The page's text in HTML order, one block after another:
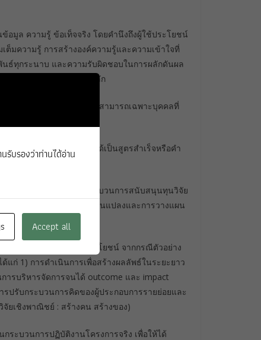
มูล ความรู้ ข้อเท็จจริง โดยคำนึงถึงผู้ใช้ประโยชน์
มความรู้ การสร้างองค์ความรู้และความเข้าใจที่
นธ์ทุกระนาบ และความรับผิดชอบในการผลักดันผล
ดการแต่คงวัตถุประสงค์หลัก
ม บางกรณีศึกษาบ่งชี้ความสามารถเฉพาะบุคคลที่
ดการดังที่กล่าวถึง จึงมิได้เป็นสูตรสำเร็จหรือคำ
นไข และยุคสมัย
ากรอบคิดสู่โจทย์วิจัย กระบวนการสนับสนุนทุนวิจัย
ด้วยทฤษฎีการเปลี่ยนแปลงและการวางแผน
งระบบการนำส่งสู่ผู้ใช้ประโยชน์ จากกรณีตัวอย่าง
ก่ 1) การดำเนินการเพื่อสร้างผลลัพธ์ในระยะยาว
ารบริหารจัดการจนได้ outcome และ impact
ปรับกระบวนการคิดของผู้ประกอบการรายย่อยและ
ยเชิงพาณิชย์ : สร้างคน สร้างของ)
ระบวนการปฏิบัติงานโครงการจริง เพื่อให้ได้
รับรองว่าท่านได้อ่าน
Accept all